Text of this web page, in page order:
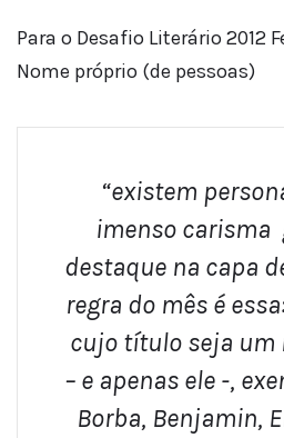
Para o Desafio Literário 2012
Nome próprio (de pessoas)
“existem
imenso carisma
destaque na capa
regra do mês é
cujo título seja um
– e apenas ele -,
Borba, Benjamin,